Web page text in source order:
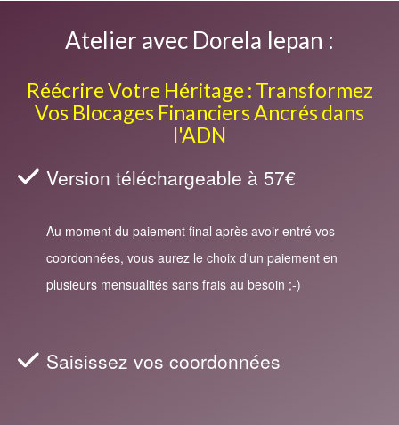
Atelier avec Dorela Iepan :
Réécrire Votre Héritage : Transformez
Vos Blocages Financiers Ancrés dans
l'ADN
Version téléchargeable à 57€
Au moment du paiement final après avoir entré vos
coordonnées, vous aurez le choix d'un paiement en
plusieurs mensualités sans frais au besoin ;-)
Saisissez vos coordonnées